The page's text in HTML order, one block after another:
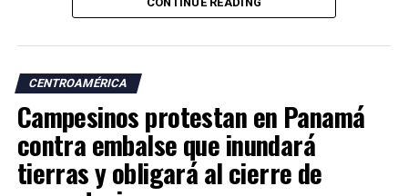
promedio de los países miembros de la OCDE, que fue
El informe también evidencia un deterioro en la
capacidad recaudatoria del país durante las últimas dos
décadas. Entre 2000 y 2024, la carga tributaria cayó de
15 % a 11.3 % del PIB, una reducción de 3.7 puntos
porcentuales, mientras que el promedio de América
Latina y el Caribe aumentó de 16.8 % a 21.7 % en el
CENTROAMÉRICA
Campesinos protestan en Panamá
contra embalse que inundará
tierras y obligará al cierre de